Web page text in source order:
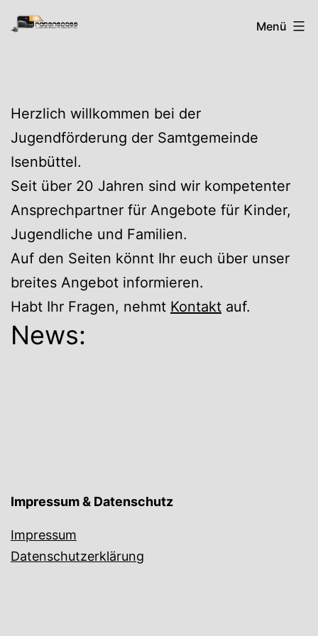
Zum
Inhalt
RabenspassMenü
Herzlich willkommen bei der
Jugendförderung der Samtgemeinde
Isenbüttel.
Seit über 20 Jahren sind wir kompetenter
Ansprechpartner für Angebote für Kinder,
Jugendliche und Familien.
Auf den Seiten könnt Ihr euch über unser
breites Angebot informieren.
Habt Ihr Fragen, nehmt Kontakt auf.
News:
Impressum & Datenschutz
Impressum
Datenschutzerklärung